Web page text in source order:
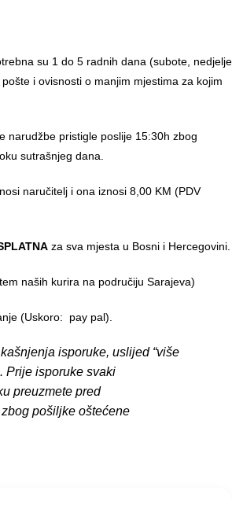
su 1 do 5 radnih dana (subote, nedjelje
i ovisnosti o manjim mjestima za kojim
narudžbe pristigle poslije 15:30h zbog
sutrašnjeg dana.
naručitelj i ona iznosi 8,00 KM (PDV
za sva mjesta u Bosni i Hercegovini.
naših kurira na područiju Sarajeva)
(Uskoro: pay pal).
isporuke, uslijed “više
Prije isporuke svaki
preuzmete pred
pošiljke oštećene